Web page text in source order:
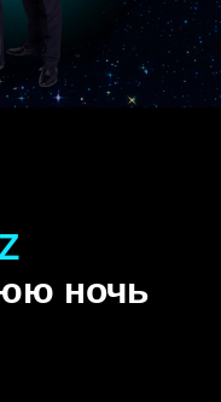
ночь